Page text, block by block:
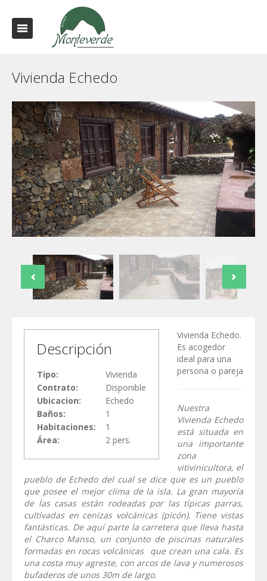
Vivienda Echedo
Descripción
Tipo:
Vivienda
Contrato:
Disponible
Ubicacion:
Echedo
Baños:
1
Habitaciones:
1
Área:
2 pers.
Vivienda Echedo.
Es acogedor
ideal para una
persona o pareja
Nuestra
Vivienda Echedo
está situada en
una importante
zona
vitivinicultora, el
pueblo de Echedo del cual se dice que es un pueblo
que posee el mejor clima de la isla. La gran mayoría
de las casas están rodeadas por las típicas parras,
cultivadas en cenizas volcánicas (picón). Tiene vistas
fantásticas. De aquí parte la carretera que lleva hasta
el Charco Manso, un conjunto de piscinas naturales
formadas en rocas volcánicas que crean una cala. Es
una costa muy agreste, con arcos de lava y numerosos
bufaderos de unos 30m de largo.